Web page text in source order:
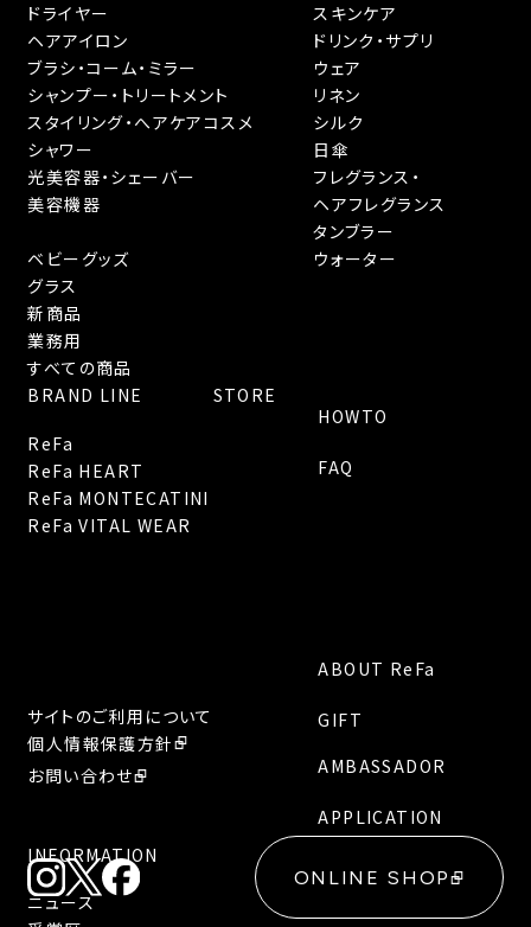
ドライヤー
ヘアアイロン
ブラシ・コーム・ミラー
シャンプー・トリートメント
スタイリング・へアケアコスメ
シャワー
光美容器・シェーバー
美容機器
スキンケア
ドリンク・サプリ
ウェア
リネン
シルク
日傘
フレグランス・
ヘアフレグランス
タンブラー
ベビーグッズ
ウォーター
グラス
新商品
業務用
すべての商品
HOWTO
FAQ
BRAND LINE
ReFa
ReFa HEART
ReFa MONTECATINI
ReFa VITAL WEAR
STORE
INFORMATION
ニュース
ABOUT ReFa
GIFT
AMBASSADOR
APPLICATION
サイトのご利用について
個人情報保護方針
お問い合わせ
ONLINE SHOP